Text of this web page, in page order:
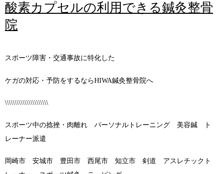
酸素カプセルの利用できる鍼灸整骨
院
スポーツ障害・交通事故に特化した
ケガの対応・予防をするならHIWA鍼灸整骨院へ
\\\\\\\\\\\\\\\\\\\\\\
スポーツ中の捻挫・肉離れ パーソナルトレーニング 美容鍼 ト
レーナー派遣
岡崎市 安城市 豊田市 西尾市 知立市 剣道 アスレチックト